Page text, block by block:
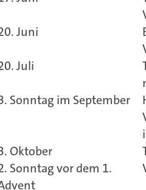
Juni
Juli
Sonntag im September
Oktober
Sonntag vor dem 1.